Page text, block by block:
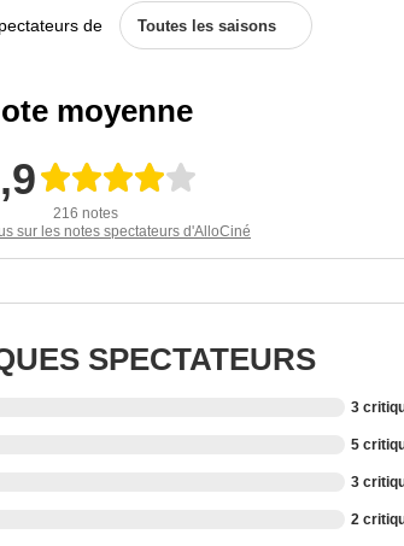
de Toutes les saisons
moyenne
216 notes
sur les notes spectateurs d'AlloCiné
SPECTATEURS
3
5
3
2